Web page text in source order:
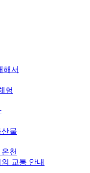
해서
험
물
천
교통 안내